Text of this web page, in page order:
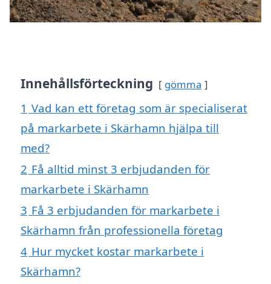
Innehållsförteckning gömma
1 Vad kan ett företag som är specialiserat
på markarbete i Skärhamn hjälpa till
med?
2 Få alltid minst 3 erbjudanden för
markarbete i Skärhamn
3 Få 3 erbjudanden för markarbete i
Skärhamn från professionella företag
4 Hur mycket kostar markarbete i
Skärhamn?